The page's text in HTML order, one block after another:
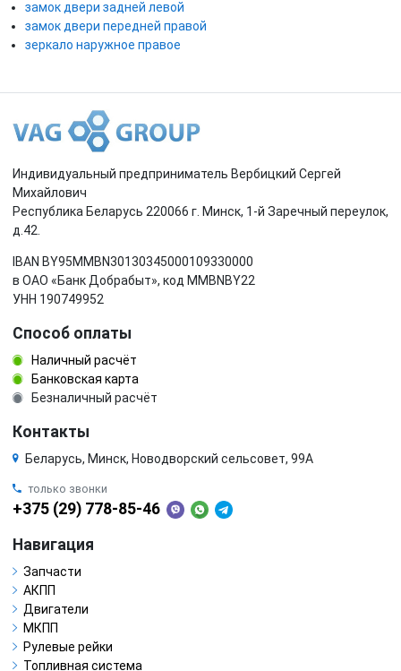
замок двери задней левой
замок двери передней правой
зеркало наружное правое
Индивидуальный предприниматель Вербицкий Сергей
Михайлович
Республика Беларусь 220066 г. Минск, 1-й Заречный переулок,
д.42.
IBAN BY95MMBN30130345000109330000
в ОАО «Банк Добрабыт», код MMBNBY22
УНН 190749952
Способ оплаты
Наличный расчёт
Банковская карта
Безналичный расчёт
Контакты
Беларусь, Минск, Новодворский сельсовет, 99А
только звонки
+375 (29) 778-85-46
Навигация
Запчасти
АКПП
Двигатели
МКПП
Рулевые рейки
Топливная система